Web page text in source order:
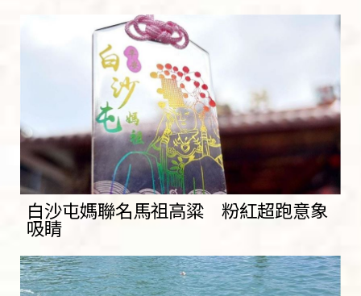
白沙屯媽聯名馬祖高粱 粉紅超跑意象
吸睛